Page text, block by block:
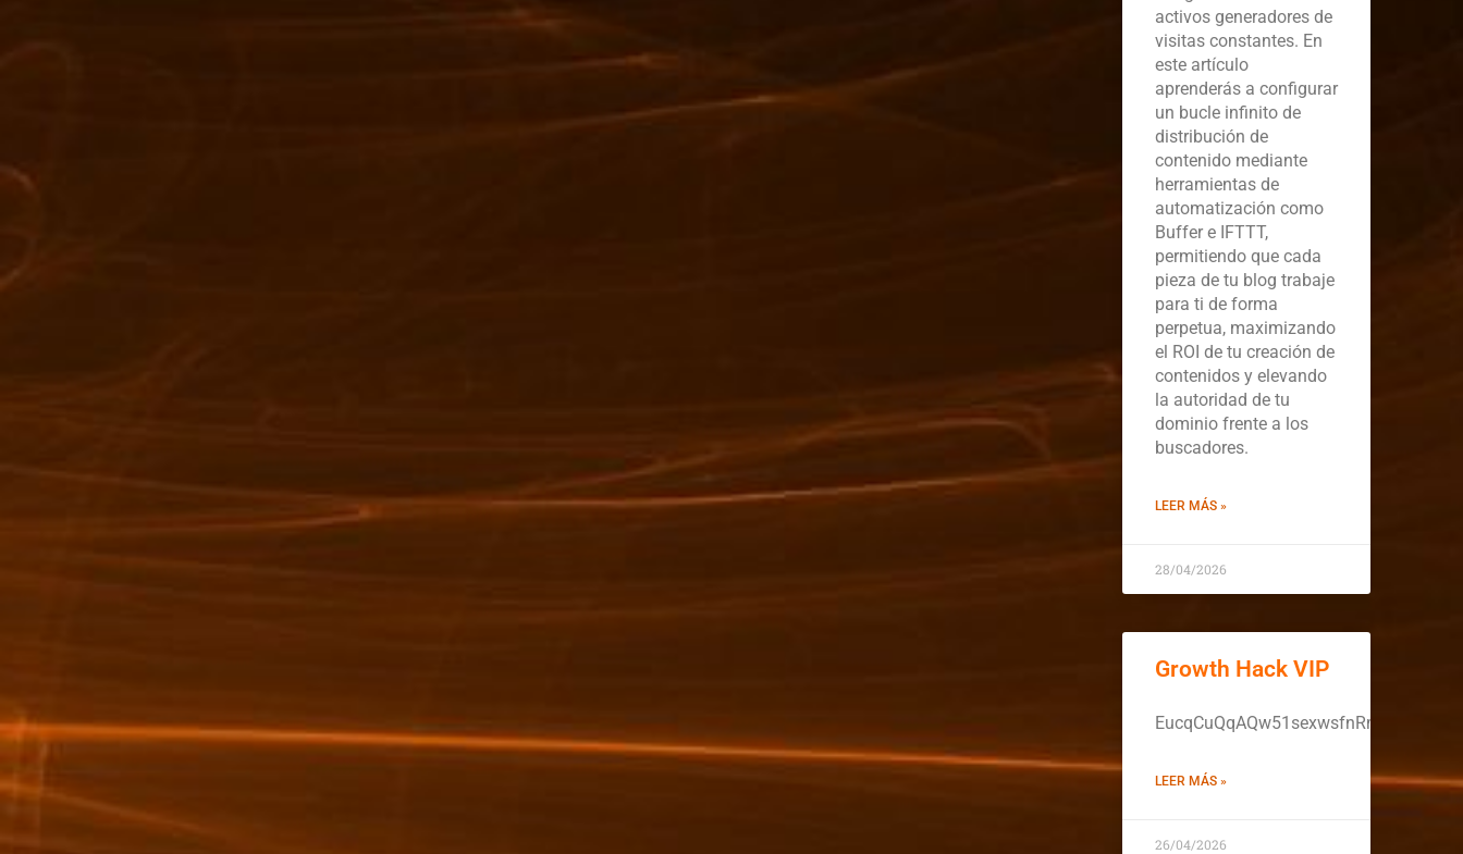
activos generadores de
visitas constantes. En
este artículo
aprenderás a configurar
un bucle infinito de
distribución de
contenido mediante
herramientas de
automatización como
Buffer e IFTTT,
permitiendo que cada
pieza de tu blog trabaje
para ti de forma
perpetua, maximizando
el ROI de tu creación de
contenidos y elevando
la autoridad de tu
dominio frente a los
buscadores.
LEER MÁS »
28/04/2026
Growth Hack VIP
LEER MÁS »
26/04/2026